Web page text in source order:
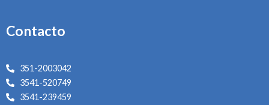
a
r
a
m
b
o
k
Contacto
351-2003042
3541-520749
3541-239459